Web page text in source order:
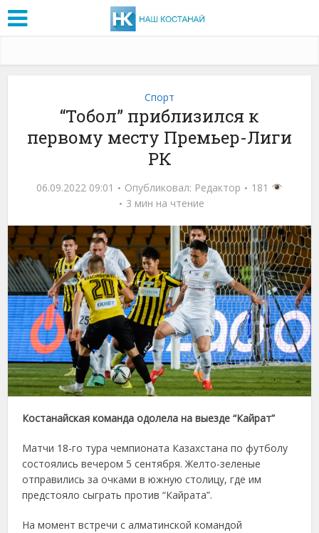
Спорт
“Тобол” приблизился к
первому месту Премьер-Лиги
РК
06.09.2022 09:01 Опубликовал: Редактор
181
3 мин на чтение
Костанайская команда одолела на выезде “Кайрат”
Матчи 18-го тура чемпионата Казахстана по футболу
состоялись вечером 5 сентября. Желто-зеленые
отправились за очками в южную столицу, где им
предстояло сыграть против “Кайрата”.
На момент встречи с алматинской командой